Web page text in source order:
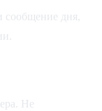
сообщение дня,
Не